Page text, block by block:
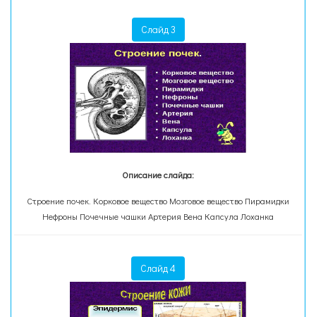
Слайд 3
Описание слайда:
Строение почек. Корковое вещество Мозговое вещество Пирамидки
Нефроны Почечные чашки Артерия Вена Капсула Лоханка
Слайд 4